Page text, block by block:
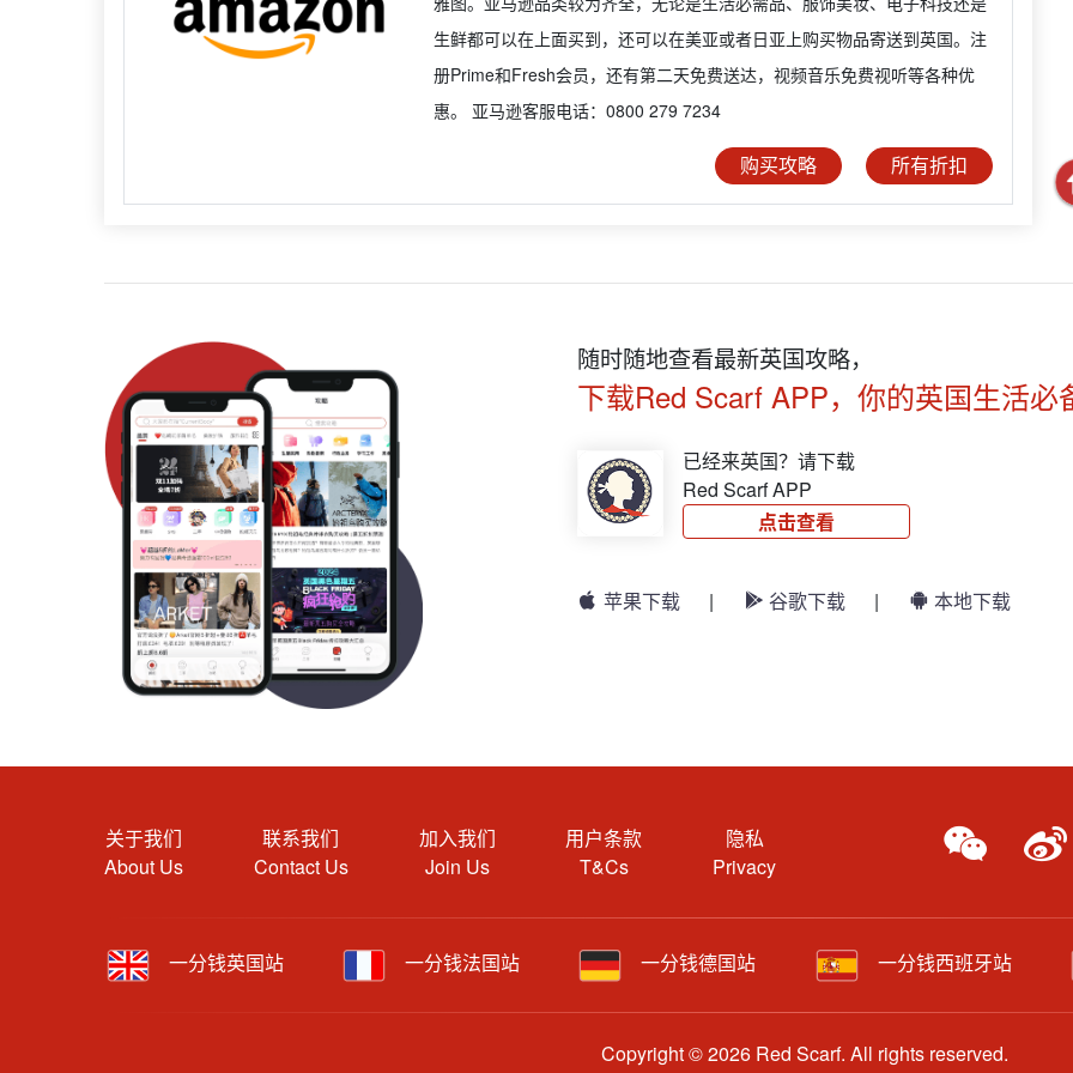
生鲜都可以在上面买到，还可以在美亚或者日亚上购买物品寄送到英国。注
册Prime和Fresh会员，还有第二天免费送达，视频音乐免费视听等各种优
惠。 亚马逊客服电话：0800 279 7234
购买攻略 所有折扣
随时随地查看最新英国攻略，
下载Red Scarf APP，你的英国生活必
已经来英国？请下载
Red Scarf APP
点击查看
苹果下载 | 谷歌下载 | 本地下载
关于我们
About Us
联系我们
Contact Us
加入我们
Join Us
用户条款
T&Cs
隐私
Privacy
一分钱英国站 一分钱法国站 一分钱德国站 一分钱西班牙站
Copyright © 2026 Red Scarf. All rights reserved.